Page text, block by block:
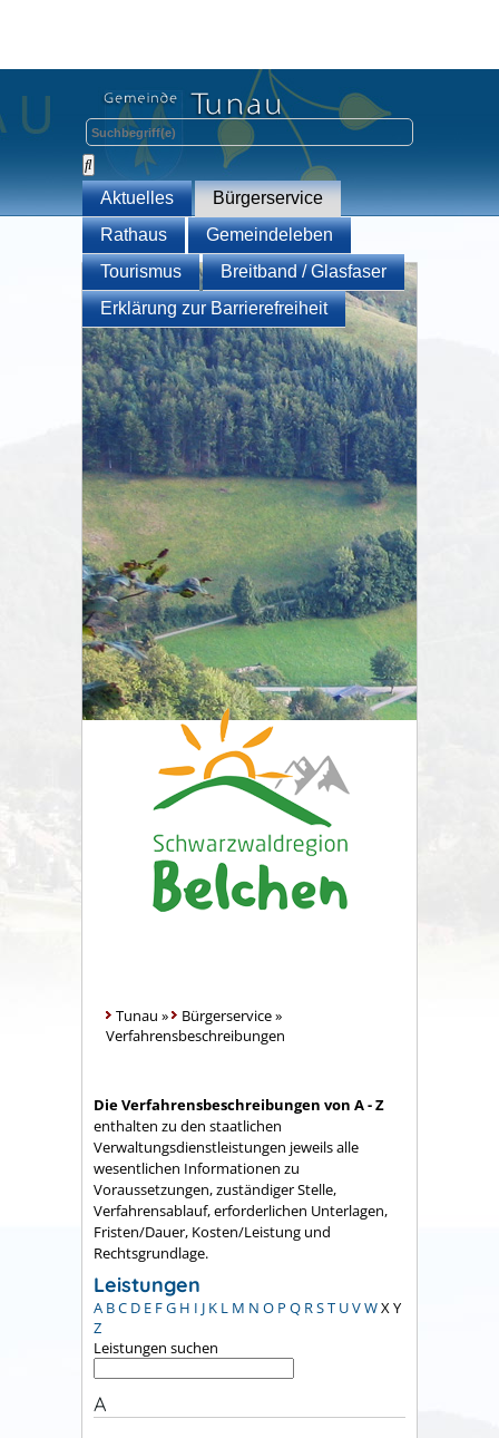
Aktuelles
Bürgerservice
Rathaus
Gemeindeleben
Tourismus
Breitband / Glasfaser
Erklärung zur Barrierefreiheit
Tunau » Bürgerservice»
Verfahrensbeschreibungen
Die Verfahrensbeschreibungen von A - Z
enthalten zu den staatlichen
Verwaltungsdienstleistungen jeweils alle
wesentlichen Informationen zu
Voraussetzungen, zuständiger Stelle,
Verfahrensablauf, erforderlichen Unterlagen,
Fristen/Dauer, Kosten/Leistung und
Rechtsgrundlage.
Leistungen
A BC D E FG H I J K L M N O P Q RST UVWXY
Z
Leistungen suchen
A